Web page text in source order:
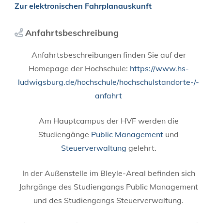
Zur elektronischen Fahrplanauskunft
Anfahrtsbeschreibung
Anfahrtsbeschreibungen finden Sie auf der
Homepage der Hochschule: https://www.hs-
ludwigsburg.de/hochschule/hochschulstandorte-/-
anfahrt
Am Hauptcampus der HVF werden die
Studiengänge Public Management und
Steuerverwaltung gelehrt.
In der Außenstelle im Bleyle-Areal befinden sich
Jahrgänge des Studiengangs Public Management
und des Studiengangs Steuerverwaltung.